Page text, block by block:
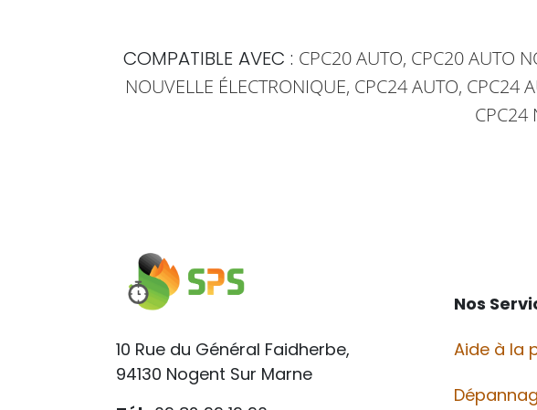
COMPATIBLE AVEC : CPC20 AUTO, CPC20 AUTO
NOUVELLE ÉLECTRONIQUE, CPC24 AUTO, CPC24
CPC24
Aide à la
Nos
10 Rue du Général Faidherbe,
94130 Nogent Sur Marne